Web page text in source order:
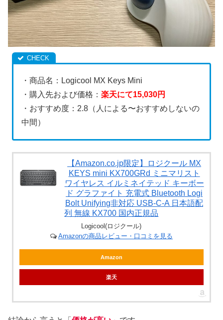
・商品名：Logicool MX Keys Mini
・購入先および価格：楽天にて15,030円
・おすすめ度：2.8（人による〜おすすめしないの
中間）
【Amazon.co.jp限定】ロジクール MX
KEYS mini KX700GRd ミニマリスト
ワイヤレス イルミネイテッド キーボー
ド グラファイト 充電式 Bluetooth Logi
Bolt Unifying非対応 USB-C-A 日本語配
列 無線 KX700 国内正規品
Logicool(ロジクール)
Amazonの商品レビュー・口コミを見る
Amazon
楽天